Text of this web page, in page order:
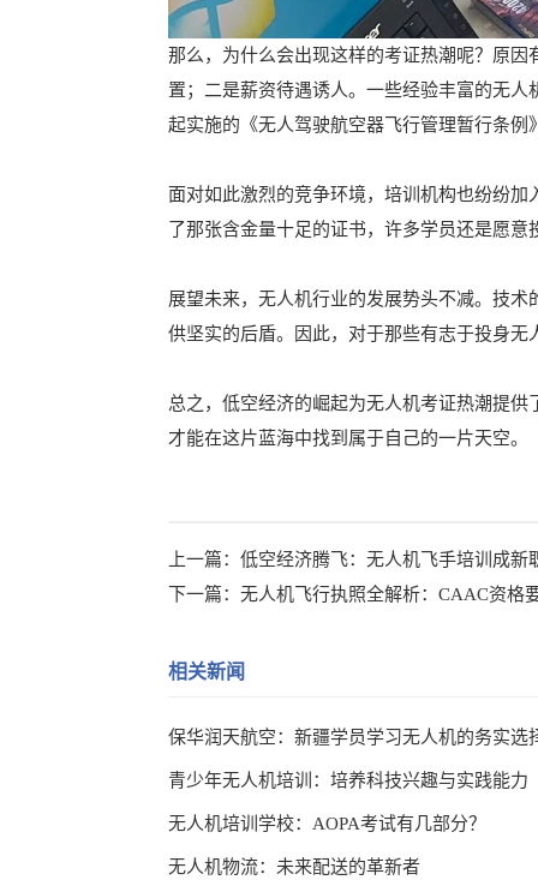
那么，为什么会出现这样的考证热潮呢？原
置；二是薪资待遇诱人。一些经验丰富的无
起实施的《无人驾驶航空器飞行管理暂行条
面对如此激烈的竞争环境，培训机构也纷纷
了那张含金量十足的证书，许多学员还是愿
展望未来，无人机行业的发展势头不减。技
供坚实的后盾。因此，对于那些有志于投身
总之，低空经济的崛起为无人机考证热潮提
才能在这片蓝海中找到属于自己的一片天空。
上一篇： 低空经济腾飞：无人机飞手培训成新
下一篇： 无人机飞行执照全解析：CAAC资格
相关新闻
保华润天航空：新疆学员学习无人机的务实选
青少年无人机培训：培养科技兴趣与实践能力
无人机培训学校：AOPA考试有几部分？
无人机物流：未来配送的革新者